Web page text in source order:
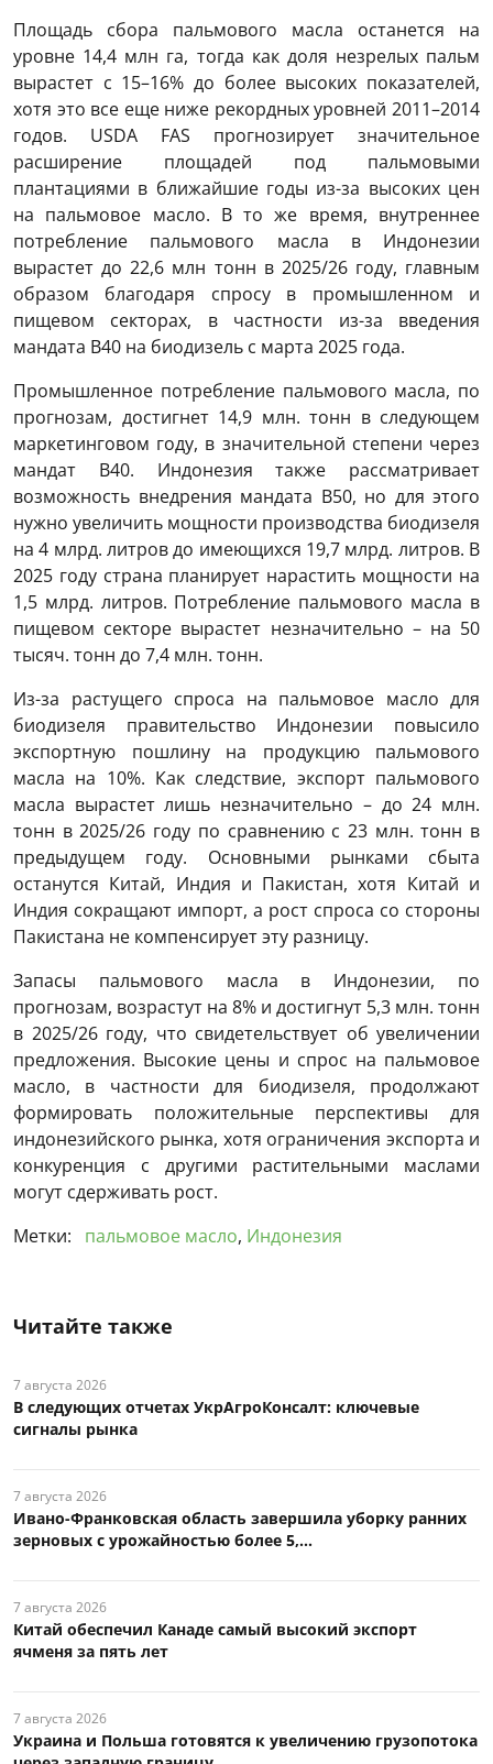
Площадь сбора пальмового масла останется на
уровне 14,4 млн га, тогда как доля незрелых пальм
вырастет с 15–16% до более высоких показателей,
хотя это все еще ниже рекордных уровней 2011–2014
годов. USDA FAS прогнозирует значительное
расширение площадей под пальмовыми
плантациями в ближайшие годы из-за высоких цен
на пальмовое масло. В то же время, внутреннее
потребление пальмового масла в Индонезии
вырастет до 22,6 млн тонн в 2025/26 году, главным
образом благодаря спросу в промышленном и
пищевом секторах, в частности из-за введения
мандата B40 на биодизель с марта 2025 года.
Промышленное потребление пальмового масла, по
прогнозам, достигнет 14,9 млн. тонн в следующем
маркетинговом году, в значительной степени через
мандат B40. Индонезия также рассматривает
возможность внедрения мандата B50, но для этого
нужно увеличить мощности производства биодизеля
на 4 млрд. литров до имеющихся 19,7 млрд. литров. В
2025 году страна планирует нарастить мощности на
1,5 млрд. литров. Потребление пальмового масла в
пищевом секторе вырастет незначительно – на 50
тысяч. тонн до 7,4 млн. тонн.
Из-за растущего спроса на пальмовое масло для
биодизеля правительство Индонезии повысило
экспортную пошлину на продукцию пальмового
масла на 10%. Как следствие, экспорт пальмового
масла вырастет лишь незначительно – до 24 млн.
тонн в 2025/26 году по сравнению с 23 млн. тонн в
предыдущем году. Основными рынками сбыта
останутся Китай, Индия и Пакистан, хотя Китай и
Индия сокращают импорт, а рост спроса со стороны
Пакистана не компенсирует эту разницу.
Запасы пальмового масла в Индонезии, по
прогнозам, возрастут на 8% и достигнут 5,3 млн. тонн
в 2025/26 году, что свидетельствует об увеличении
предложения. Высокие цены и спрос на пальмовое
масло, в частности для биодизеля, продолжают
формировать положительные перспективы для
индонезийского рынка, хотя ограничения экспорта и
конкуренция с другими растительными маслами
могут сдерживать рост.
Метки:
пальмовое масло, Индонезия
Читайте также
7 августа 2026
В следующих отчетах УкрАгроКонсалт: ключевые
сигналы рынка
7 августа 2026
Ивано-Франковская область завершила уборку ранних
зерновых с урожайностью более 5,...
7 августа 2026
Китай обеспечил Канаде самый высокий экспорт
ячменя за пять лет
7 августа 2026
Украина и Польша готовятся к увеличению грузопотока